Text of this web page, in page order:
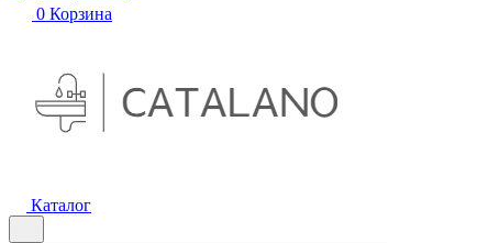
0 Корзина
Каталог